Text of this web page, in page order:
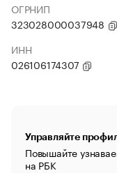
ОГРНИП
323028000037948
ИНН
026106174307
Управляйте
Повышайте
на РБК